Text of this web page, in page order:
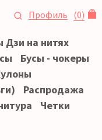
Профиль (0)
Дзи на нитях
Бусы - чокеры
Распродажа
Четки